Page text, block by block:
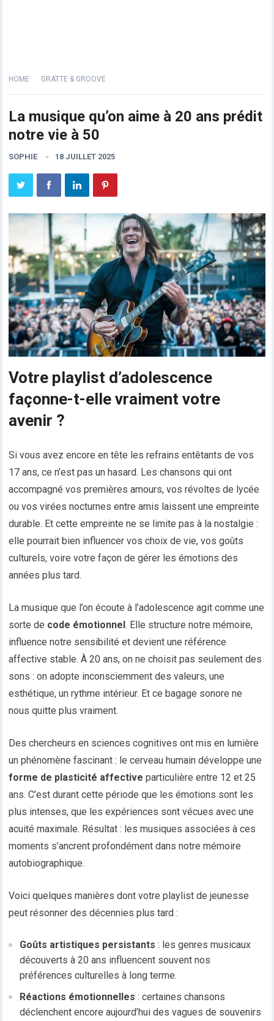
HOME GRATTE & GROOVE
La musique qu’on aime à 20 ans prédit
notre vie à 50
SOPHIE 18 JUILLET 2025
Votre playlist d’adolescence
façonne-t-elle vraiment votre
avenir ?
Si vous avez encore en tête les refrains entêtants de vos
17 ans, ce n’est pas un hasard. Les chansons qui ont
accompagné vos premières amours, vos révoltes de lycée
ou vos virées nocturnes entre amis laissent une empreinte
durable. Et cette empreinte ne se limite pas à la nostalgie :
elle pourrait bien influencer vos choix de vie, vos goûts
culturels, voire votre façon de gérer les émotions des
années plus tard.
La musique que l’on écoute à l’adolescence agit comme une
sorte de code émotionnel. Elle structure notre mémoire,
influence notre sensibilité et devient une référence
affective stable. À 20 ans, on ne choisit pas seulement des
sons : on adopte inconsciemment des valeurs, une
esthétique, un rythme intérieur. Et ce bagage sonore ne
nous quitte plus vraiment.
Des chercheurs en sciences cognitives ont mis en lumière
un phénomène fascinant : le cerveau humain développe une
forme de plasticité affective particulière entre 12 et 25
ans. C’est durant cette période que les émotions sont les
plus intenses, que les expériences sont vécues avec une
acuité maximale. Résultat : les musiques associées à ces
moments s’ancrent profondément dans notre mémoire
autobiographique.
Voici quelques manières dont votre playlist de jeunesse
peut résonner des décennies plus tard :
Goûts artistiques persistants : les genres musicaux
découverts à 20 ans influencent souvent nos
préférences culturelles à long terme.
Réactions émotionnelles : certaines chansons
déclenchent encore aujourd’hui des vagues de souvenirs